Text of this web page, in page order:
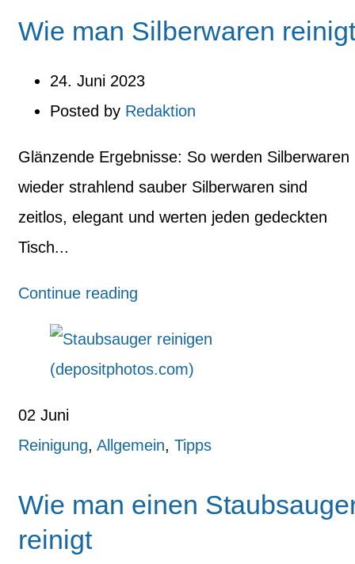
Wie man Silberwaren reinigt
24. Juni 2023
Posted by Redaktion
Glänzende Ergebnisse: So werden Silberwaren
wieder strahlend sauber Silberwaren sind
zeitlos, elegant und werten jeden gedeckten
Tisch...
Continue reading
02 Juni
Reinigung, Allgemein, Tipps
Wie man einen
reinigt